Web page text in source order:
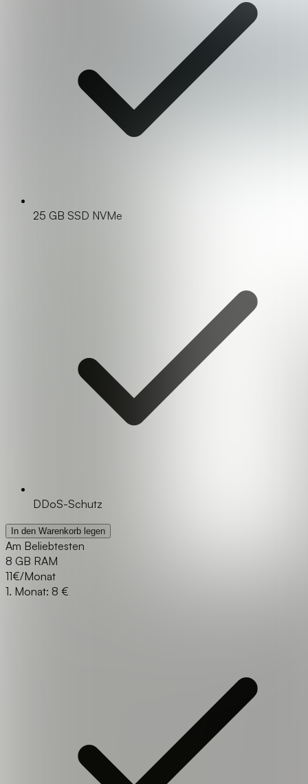
25 GB SSD NVMe
DDoS-Schutz
In den Warenkorb legen
Am Beliebtesten
8 GB RAM
11€/Monat
1. Monat: 8 €